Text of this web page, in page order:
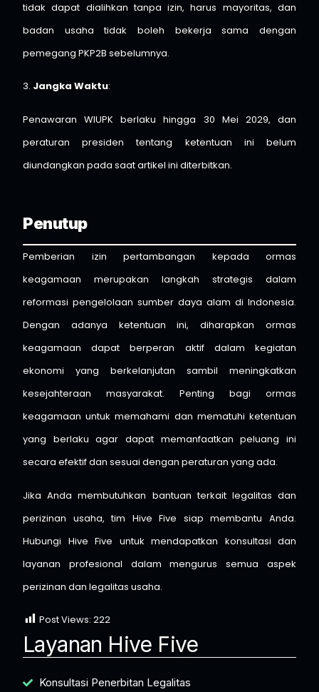
tidak dapat dialihkan tanpa izin, harus mayoritas, dan
badan usaha tidak boleh bekerja sama dengan
pemegang PKP2B sebelumnya.
3. Jangka Waktu:
Penawaran WIUPK berlaku hingga 30 Mei 2029, dan
peraturan presiden tentang ketentuan ini belum
diundangkan pada saat artikel ini diterbitkan.
Penutup
Pemberian izin pertambangan kepada ormas
keagamaan merupakan langkah strategis dalam
reformasi pengelolaan sumber daya alam di Indonesia.
Dengan adanya ketentuan ini, diharapkan ormas
keagamaan dapat berperan aktif dalam kegiatan
ekonomi yang berkelanjutan sambil meningkatkan
kesejahteraan masyarakat. Penting bagi ormas
keagamaan untuk memahami dan mematuhi ketentuan
yang berlaku agar dapat memanfaatkan peluang ini
secara efektif dan sesuai dengan peraturan yang ada.
Jika Anda membutuhkan bantuan terkait legalitas dan
perizinan usaha, tim Hive Five siap membantu Anda.
Hubungi Hive Five untuk mendapatkan konsultasi dan
layanan profesional dalam mengurus semua aspek
perizinan dan legalitas usaha.
Post Views: 222
Layanan Hive Five
Konsultasi Penerbitan Legalitas